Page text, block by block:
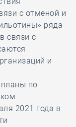
с отменой и
ряда
связи с
и
планы по
2021 года в